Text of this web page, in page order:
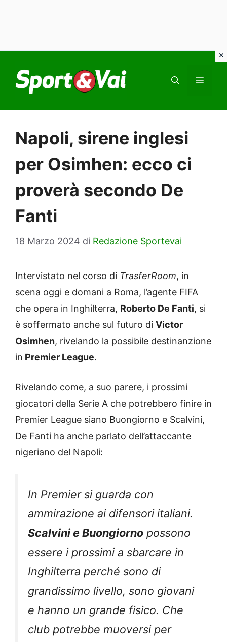
contenuto
Napoli, sirene inglesi
per Osimhen: ecco ci
proverà secondo De
Fanti
18 Marzo 2024 di Redazione Sportevai
Intervistato nel corso di TrasferRoom, in
scena oggi e domani a Roma, l’agente FIFA
che opera in Inghilterra, Roberto De Fanti, si
è soffermato anche sul futuro di Victor
Osimhen, rivelando la possibile destinanzione
in Premier League.
Rivelando come, a suo parere, i prossimi
giocatori della Serie A che potrebbero finire in
Premier League siano Buongiorno e Scalvini,
De Fanti ha anche parlato dell’attaccante
nigeriano del Napoli:
In Premier si guarda con
ammirazione ai difensori italiani.
Scalvini e Buongiorno possono
essere i prossimi a sbarcare in
Inghilterra perché sono di
grandissimo livello, sono giovani
e hanno un grande fisico. Che
club potrebbe muoversi per